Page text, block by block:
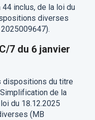
inclus, de la loi du
diverses
7 du 6 janvier
dispositions du titre
de la
du 18.12.2025
(MB